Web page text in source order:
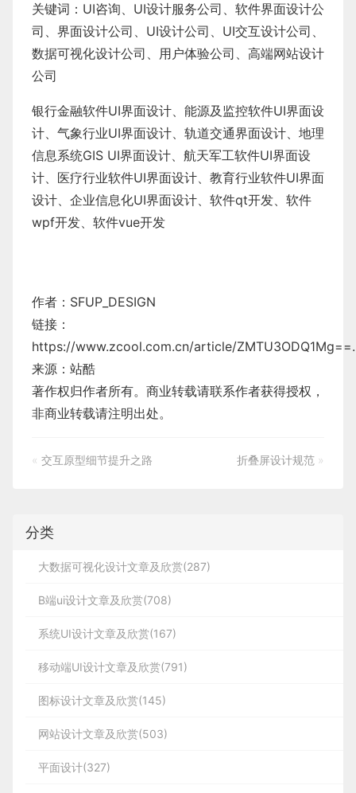
关键词： UI咨询、 UI设计服务公司 、 软件界面设计公
司、界面设计公司、 UI设计公司 、 UI交互设计公司 、
数据可视化设计公司 、 用户体验公司 、 高端网站设计
公司
银行金融软件UI界面设计、 能源及监控软件UI界面设
计、 气象行业UI界面设计、 轨道交通界面设计、 地理
信息系统GIS UI界面设计、 航天军工软件UI界面设
计、 医疗行业软件UI界面设计、 教育行业软件UI界面
设计、 企业信息化UI界面设计、 软件qt开发、 软件
wpf开发、 软件vue开发
作者：SFUP_DESIGN
链接：
https://www.zcool.com.cn/article/
来源：站酷
著作权归作者所有。商业转载请联系作者获得授权，
非商业转载请注明出处。
« 交互原型细节提升之路 折叠屏设计规范 »
分类
大数据可视化设计文章及欣赏(287)
B端ui设计文章及欣赏(708)
系统UI设计文章及欣赏(167)
移动端UI设计文章及欣赏(791)
图标设计文章及欣赏(145)
网站设计文章及欣赏(503)
平面设计(327)